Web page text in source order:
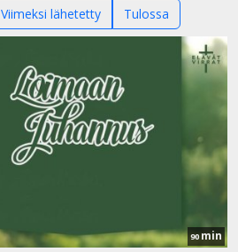
Viimeksi lähetetty Tulossa
90min